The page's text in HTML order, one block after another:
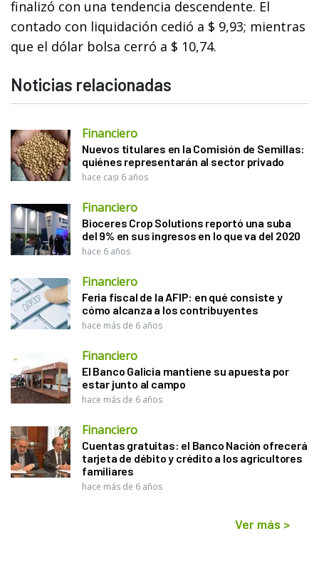
finalizó con una tendencia descendente. El
contado con liquidación cedió a $ 9,93; mientras
que el dólar bolsa cerró a $ 10,74.
Noticias relacionadas
Financiero
Nuevos titulares en la Comisión de Semillas:
quiénes representarán al sector privado
hace casi 6 años
Financiero
Bioceres Crop Solutions reportó una suba
del 9% en sus ingresos en lo que va del 2020
hace 6 años
Financiero
Feria fiscal de la AFIP: en qué consiste y
cómo alcanza a los contribuyentes
hace más de 6 años
Financiero
El Banco Galicia mantiene su apuesta por
estar junto al campo
hace más de 6 años
Financiero
Cuentas gratuitas: el Banco Nación ofrecerá
tarjeta de débito y crédito a los agricultores
familiares
hace más de 6 años
Ver más >